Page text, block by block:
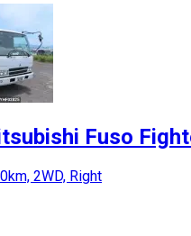
Fuso
2WD, Right